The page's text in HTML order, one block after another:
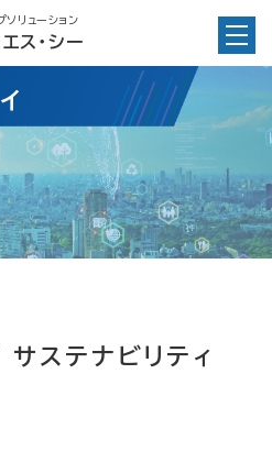
リューション
ス・シー
ステナビリティ